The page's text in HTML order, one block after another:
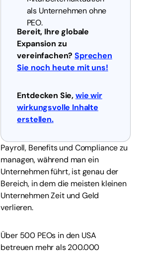
als Unternehmen ohne
PEO.
Bereit, Ihre globale
Expansion zu
vereinfachen?Sprechen
Sie noch heute mit uns!
Entdecken Sie,wie wir
wirkungsvolle Inhalte
erstellen.
Payroll, Benefits und Compliance zu
managen, während man ein
Unternehmen führt, ist genau der
Bereich, in dem die meisten kleinen
Unternehmen Zeit und Geld
verlieren.
Über 500 PEOs in den USA
betreuen mehr als 200.000